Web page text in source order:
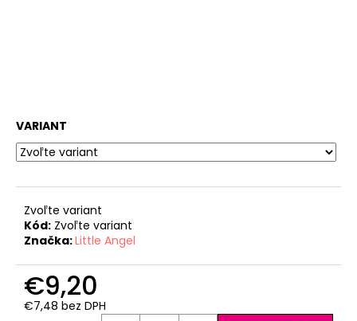
VARIANT
Zvoľte variant
Kód: Zvoľte variant
Značka:Little Angel
€9,20
€7,48 bez DPH